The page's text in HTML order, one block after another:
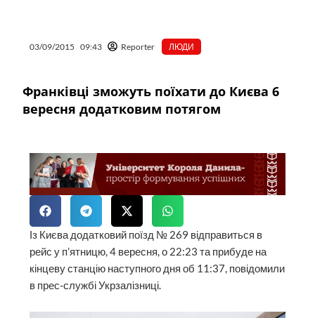
03/09/2015 09:43 Reporter ЛЮДИ
Франківці зможуть поїхати до Києва 6
вересня додатковим потягом
Із Києва додатковий поїзд № 269 відправиться в
рейс у п’ятницю, 4 вересня, о 22:23 та прибуде на
кінцеву станцію наступного дня об 11:37, повідомили
в прес-службі Укрзалізниці.